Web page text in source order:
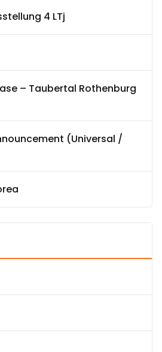
4 LTj
– Taubertal Rothenburg
(Universal /